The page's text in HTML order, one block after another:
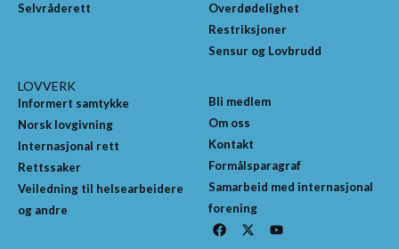
Selvråderett
Overdødelighet
Restriksjoner
Sensur og Lovbrudd
LOVVERK
Informert samtykke
Norsk lovgivning
Internasjonal rett
Rettssaker
Veiledning til helsearbeidere
og andre
Bli medlem
Om oss
Kontakt
Formålsparagraf
Samarbeid med internasjonal
forening
F
a
X
-
Y
o